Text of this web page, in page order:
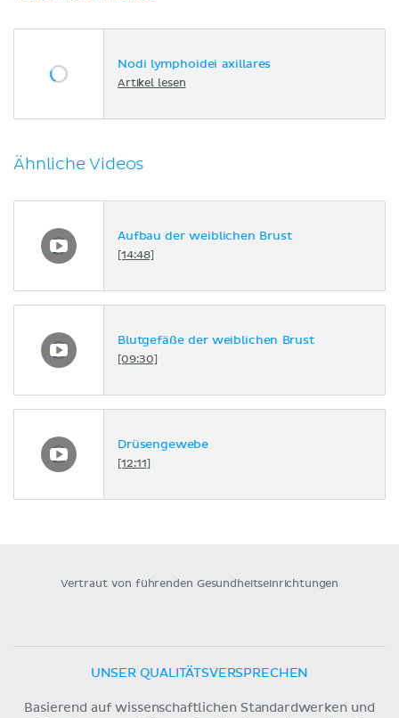
Nodi lymphoidei axillares
Artikel lesen
Ähnliche Videos
Aufbau der weiblichen Brust
[14:48]
Blutgefäße der weiblichen Brust
[09:30]
Drüsengewebe
[12:11]
Vertraut von führenden Gesundheitseinrichtungen
UNSER QUALITÄTSVERSPRECHEN
Basierend auf wissenschaftlichen Standardwerken und